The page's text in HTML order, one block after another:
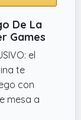
De La
Games
el
te
con
mesa a